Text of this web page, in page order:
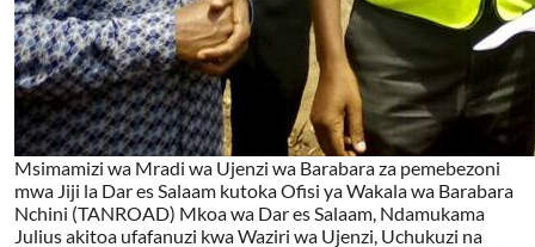
Msimamizi wa Mradi wa Ujenzi wa Barabara za pemebezoni
mwa Jiji la Dar es Salaam kutoka Ofisi ya Wakala wa Barabara
Nchini (TANROAD) Mkoa wa Dar es Salaam, Ndamukama
Julius akitoa ufafanuzi kwa Waziri wa Ujenzi, Uchukuzi na